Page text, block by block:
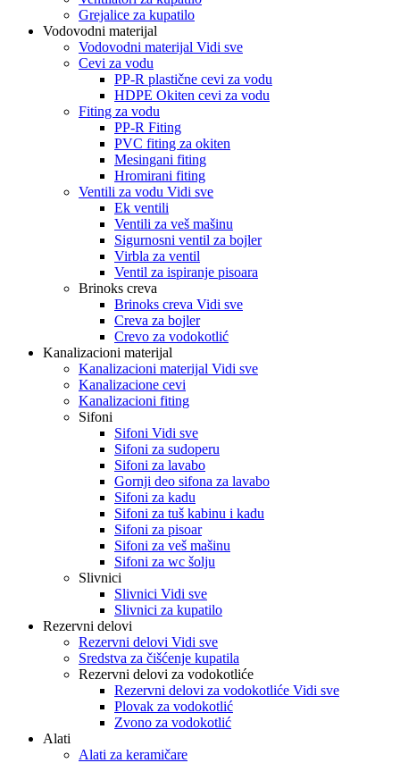
Grejalice za kupatilo
Vodovodni materijal
Vodovodni materijal Vidi sve
Cevi za vodu
PP-R plastične cevi za vodu
HDPE Okiten cevi za vodu
Fiting za vodu
PP-R Fiting
PVC fiting za okiten
Mesingani fiting
Hromirani fiting
Ventili za vodu Vidi sve
Ek ventili
Ventili za veš mašinu
Sigurnosni ventil za bojler
Virbla za ventil
Ventil za ispiranje pisoara
Brinoks creva
Brinoks creva Vidi sve
Creva za bojler
Crevo za vodokotlić
Kanalizacioni materijal
Kanalizacioni materijal Vidi sve
Kanalizacione cevi
Kanalizacioni fiting
Sifoni
Sifoni Vidi sve
Sifoni za sudoperu
Sifoni za lavabo
Gornji deo sifona za lavabo
Sifoni za kadu
Sifoni za tuš kabinu i kadu
Sifoni za pisoar
Sifoni za veš mašinu
Sifoni za wc šolju
Slivnici
Slivnici Vidi sve
Slivnici za kupatilo
Rezervni delovi
Rezervni delovi Vidi sve
Sredstva za čišćenje kupatila
Rezervni delovi za vodokotliće
Rezervni delovi za vodokotliće Vidi sve
Plovak za vodokotlić
Zvono za vodokotlić
Alati
Alati za keramičare